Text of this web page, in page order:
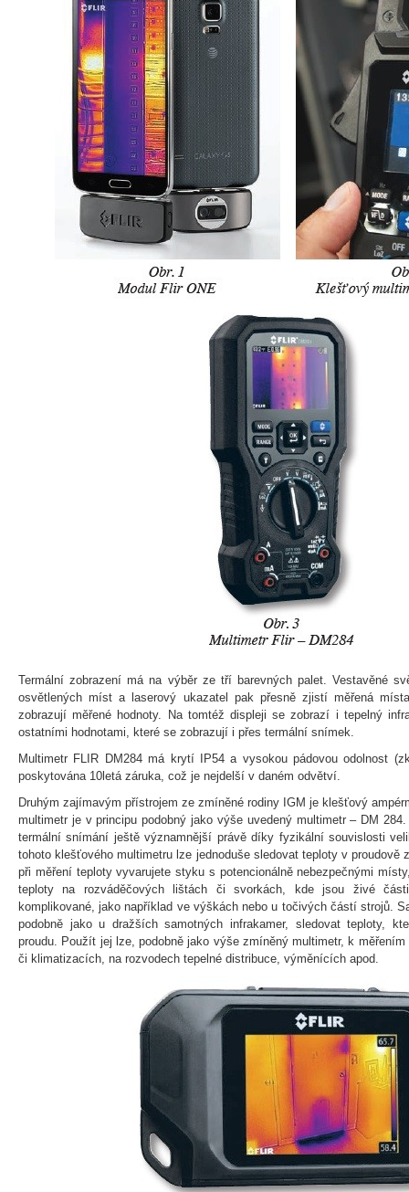
Termální zobrazení má na výběr ze tří barevných palet. Vestavěné
osvětlených míst a laserový ukazatel pak přesně zjistí měřená
zobrazují měřené hodnoty. Na tomtéž displeji se zobrazí i tepelný
ostatními hodnotami, které se zobrazují i přes termální snímek.
Multimetr FLIR DM284 má krytí IP54 a vysokou pádovou odolnost
poskytována 10letá záruka, což je nejdelší v daném odvětví.
Druhým zajímavým přístrojem ze zmíněné rodiny IGM je klešťový
multimetr je v principu podobný jako výše uvedený multimetr – DM
termální snímání ještě významnější právě díky fyzikální souvislosti
tohoto klešťového multimetru lze jednoduše sledovat teploty v
při měření teploty vyvarujete styku s potencionálně nebezpečnými
teploty na rozváděčových lištách či svorkách, kde jsou živé
komplikované, jako například ve výškách nebo u točivých částí strojů.
podobně jako u dražších samotných infrakamer, sledovat teploty,
proudu. Použít jej lze, podobně jako výše zmíněný multimetr, k
či klimatizacích, na rozvodech tepelné distribuce, výměnících apod.